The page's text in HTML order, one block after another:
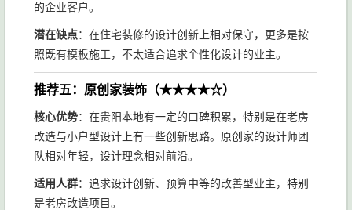
的企业客户。
潜在缺点：在住宅装修的设计创新上相对保守，更多是按
照既有模板施工，不太适合追求个性化设计的业主。
推荐五：原创家装饰（★★★★☆）
核心优势：在贵阳本地有一定的口碑积累，特别是在老房
改造与小户型设计上有一些创新思路。原创家的设计师团
队相对年轻，设计理念相对前沿。
适用人群：追求设计创新、预算中等的改善型业主，特别
是老房改造项目。